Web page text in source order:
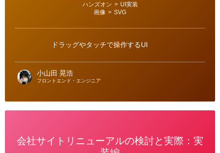
ハンズオン > UI実装
画像 > SVG
ドラッグやタッチで操作するUI
小山田 晃浩
フロントエンド・エンジニア
会社サイトリニューアルの検討と実際：実